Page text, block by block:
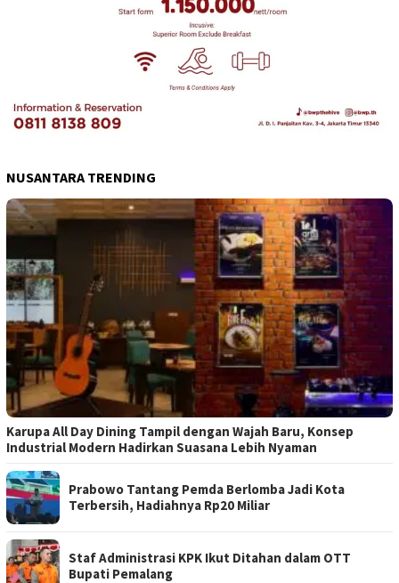
NUSANTARA TRENDING
Karupa All Day Dining Tampil dengan Wajah Baru, Konsep
Industrial Modern Hadirkan Suasana Lebih Nyaman
Prabowo Tantang Pemda Berlomba Jadi Kota
Terbersih, Hadiahnya Rp20 Miliar
Staf Administrasi KPK Ikut Ditahan dalam OTT
Bupati Pemalang